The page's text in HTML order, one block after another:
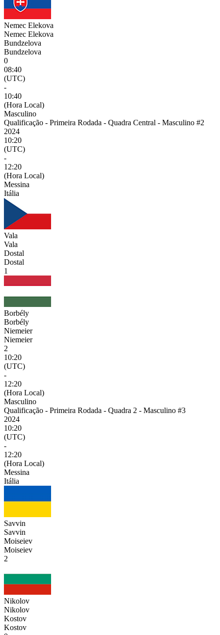
Nemec Elekova
Nemec Elekova
Bundzelova
Bundzelova
0
08:40
(UTC)
-
10:40
(Hora Local)
Masculino
Qualificação - Primeira Rodada - Quadra Central - Masculino #2
2024
10:20
(UTC)
-
12:20
(Hora Local)
Messina
Itália
Vala
Vala
Dostal
Dostal
1
Borbély
Borbély
Niemeier
Niemeier
2
10:20
(UTC)
-
12:20
(Hora Local)
Masculino
Qualificação - Primeira Rodada - Quadra 2 - Masculino #3
2024
10:20
(UTC)
-
12:20
(Hora Local)
Messina
Itália
Savvin
Savvin
Moiseiev
Moiseiev
2
Nikolov
Nikolov
Kostov
Kostov